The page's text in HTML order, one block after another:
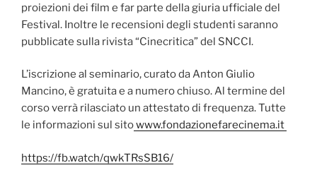
proiezioni dei film e far parte della giuria ufficiale del
Festival. Inoltre le recensioni degli studenti saranno
pubblicate sulla rivista “Cinecritica” del SNCCI.
L’iscrizione al seminario, curato da Anton Giulio
Mancino, è gratuita e a numero chiuso. Al termine del
corso verrà rilasciato un attestato di frequenza. Tutte
le informazioni sul sitowww.fondazionefarecinema.it
https://fb.watch/qwkTRsSB16/